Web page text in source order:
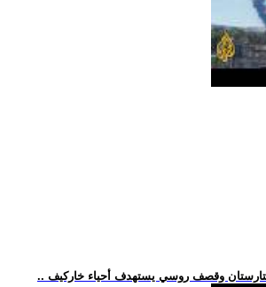
وقصف روسي يستهدف أحياء خاركيف